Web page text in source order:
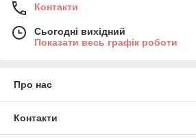
Контакти
Сьогодні вихідний
Показати весь графік роботи
Про нас
Контакти